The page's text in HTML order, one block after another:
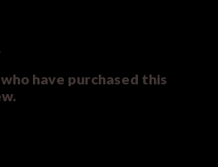
have purchased this